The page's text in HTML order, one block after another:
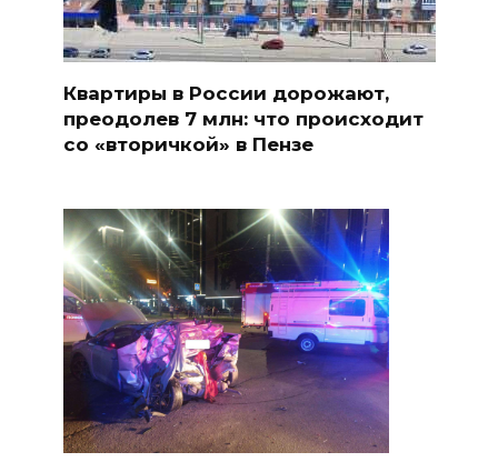
Квартиры в России дорожают,
преодолев 7 млн: что происходит
со «вторичкой» в Пензе